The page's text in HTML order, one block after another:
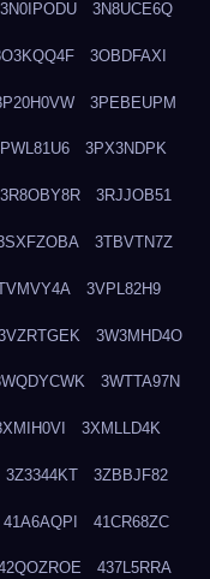
3N0IPODU 3N8UCE6Q
3OBDFAXI
3PEBEUPM
3PX3NDPK
3R8OBY8R 3RJJOB51
3TBVTN7Z
3VPL82H9
3W3MHD4O
3WTTA97N
3XMLLD4K
3Z3344KT 3ZBBJF82
41A6AQPI 41CR68ZC
437L5RRA